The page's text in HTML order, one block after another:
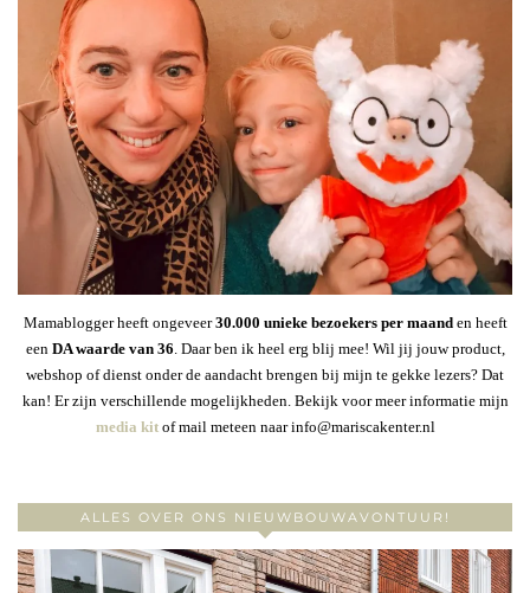
Mamablogger heeft ongeveer30.000 unieke bezoekers per maanden heeft
een DA waarde van 36 . Daar ben ik heel erg blij mee! Wil jij jouw product,
webshop of dienst onder de aandacht brengen bij mijn te gekke lezers? Dat
kan! Er zijn verschillende mogelijkheden. Bekijk voor meer informatie mijn
media kitof mail meteen naar info@mariscakenter.nl
ALLES OVER ONS NIEUWBOUWAVONTUUR!